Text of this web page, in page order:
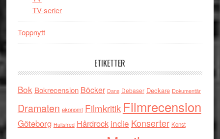
TV-serier
Toppnytt
ETIKETTER
Bok Bokrecension Böcker Dans Debaser Deckare Dokumentär
Dramaten ekonomi Filmkritik Filmrecension
Göteborg Hultsfred Hårdrock indie Konserter Konst